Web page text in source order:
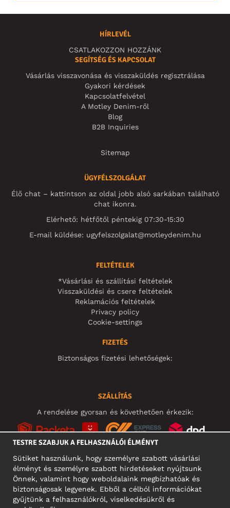
HÍRLEVÉL
CSATLAKOZZON HOZZÁNK
SEGÍTSÉG ÉS KAPCSOLAT
Vásárlás visszavonása és visszaküldés regisztrálása
Gyakori kérdések
Kapcsolatfelvétel
A Motley Denim-ről
Blog
B2B Inquiries
Sitemap
ÜGYFÉLSZOLGÁLAT
Élő chat – kattintson az oldal jobb alsó sarkában található
chat ikonra.
Elérhető: hétfőtől péntekig 07:30-15:30
E-mail küldése: ugyfelszolgalat@motleydenim.hu
FELTÉTELEK
*Vásárlási és szállítási feltételek
Visszaküldési és csere feltételek
Reklamációs feltételek
Privacy policy
Cookie-settings
FIZETÉS
Biztonságos fizetési lehetőségek:
SZÁLLÍTÁS
A rendelése gyorsan és követhetően érkezik:
KÖZÖSSÉGI MÉDIA
TESTRE SZABJUK A FELHASZNÁLÓI ÉLMÉNYT
Sütiket használunk, hogy személyre szabott vásárlási
élményt és személyre szabott hirdetéseket nyújtsunk
Önnek, valamint hogy weboldalaink megbízhatóak és
biztonságosak legyenek. Ebből a célból információkat
gyűjtünk a felhasználókról, viselkedésükről és